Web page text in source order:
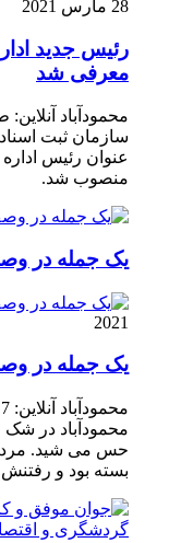
28 مارس 2021
رئیس جدید
معرفی شد
محمودآباد
سازمان ثبت
عنوان رئیس
منصوب شد.
یک جمله در
2021
یک جمله در
محمودآباد در
حس می شید. مردی
بسته بود و